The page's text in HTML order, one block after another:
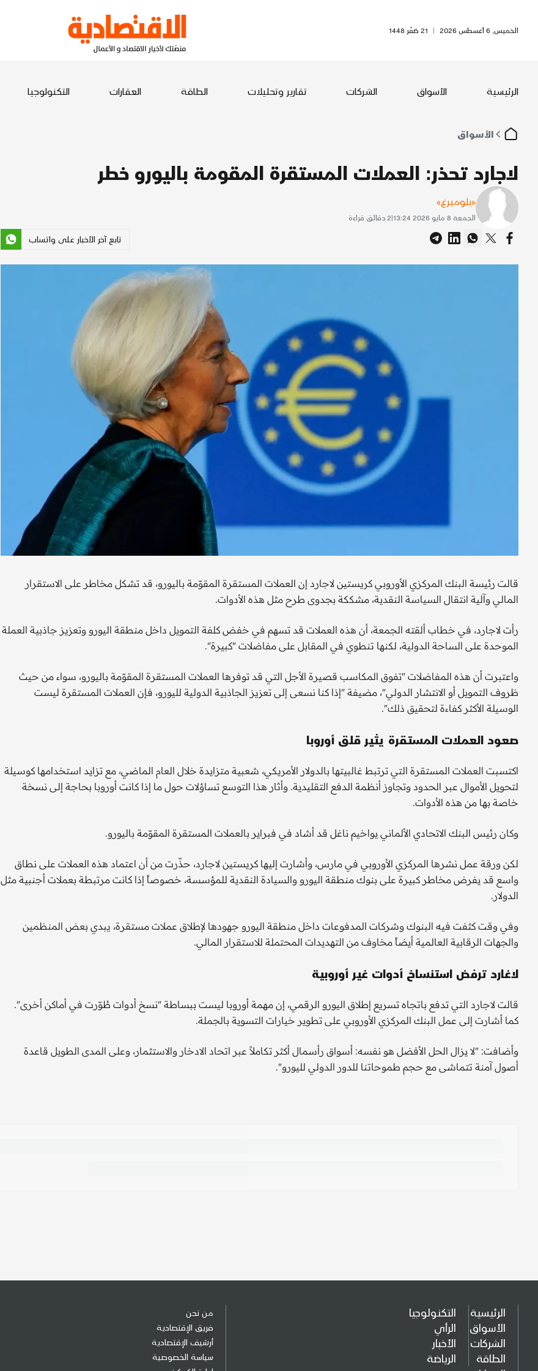
الخميس, 6 أغسطس 2026 | 21 صَفَر 1448
الرئيسية الأسواق الشركات تقارير وتحليلات الطاقة العقارات التكنولوجيا
الأسواق
لاجارد تحذر: العملات المستقرة المقومة باليورو خطر
«بلومبرغ»
الجمعة 8 مايو 2026 13:24 |
2 دقائق قراءة
تابع آخر الأخبار على واتساب
قالت رئيسة البنك المركزي الأوروبي كريستين لاجارد إن العملات المستقرة المقوّمة باليورو، قد تشكل مخاطر على الاستقرار
المالي وآلية انتقال السياسة النقدية، مشككة بجدوى طرح مثل هذه الأدوات.
رأت لاجارد، في خطاب ألقته الجمعة، أن هذه العملات قد تسهم في خفض كلفة التمويل داخل منطقة اليورو وتعزيز جاذبية العملة
الموحدة على الساحة الدولية، لكنها تنطوي في المقابل على مفاضلات "كبيرة".
واعتبرت أن هذه المفاضلات "تفوق المكاسب قصيرة الأجل التي قد توفرها العملات المستقرة المقوّمة باليورو، سواء من حيث
ظروف التمويل أو الانتشار الدولي"، مضيفة "إذا كنا نسعى إلى تعزيز الجاذبية الدولية لليورو، فإن العملات المستقرة ليست
الوسيلة الأكثر كفاءة لتحقيق ذلك".
صعود العملات المستقرة يثير قلق أوروبا
اكتسبت العملات المستقرة التي ترتبط غالبيتها بالدولار الأمريكي، شعبية متزايدة خلال العام الماضي، مع تزايد استخدامها كوسيلة
لتحويل الأموال عبر الحدود وتجاوز أنظمة الدفع التقليدية. وأثار هذا التوسع تساؤلات حول ما إذا كانت أوروبا بحاجة إلى نسخة
خاصة بها من هذه الأدوات.
وكان رئيس البنك الاتحادي الألماني يواخيم ناغل قد أشاد في فبراير بالعملات المستقرة المقوّمة باليورو.
لكن ورقة عمل نشرها المركزي الأوروبي في مارس، وأشارت إليها كريستين لاجارد، حذّرت من أن اعتماد هذه العملات على نطاق
واسع قد يفرض مخاطر كبيرة على بنوك منطقة اليورو والسيادة النقدية للمؤسسة، خصوصاً إذا كانت مرتبطة بعملات أجنبية مثل
الدولار.
وفي وقت كثفت فيه البنوك وشركات المدفوعات داخل منطقة اليورو جهودها لإطلاق عملات مستقرة، يبدي بعض المنظمين
والجهات الرقابية العالمية أيضاً مخاوف من التهديدات المحتملة للاستقرار المالي.
لاغارد ترفض استنساخ أدوات غير أوروبية
قالت لاجارد التي تدفع باتجاه تسريع إطلاق اليورو الرقمي، إن مهمة أوروبا ليست ببساطة "نسخ أدوات طُوّرت في أماكن أخرى".
كما أشارت إلى عمل البنك المركزي الأوروبي على تطوير خيارات التسوية بالجملة.
وأضافت: "لا يزال الحل الأفضل هو نفسه: أسواق رأسمال أكثر تكاملاً عبر اتحاد الادخار والاستثمار، وعلى المدى الطويل قاعدة
أصول آمنة تتماشى مع حجم طموحاتنا للدور الدولي لليورو".
الرئيسية
الأسواق
الشركات
الطاقة
التكنولوجيا
الرأي
الأخبار
الرياضة
من نحن
فريق الإقتصادية
أرشيف الإقتصادية
سياسة الخصوصية